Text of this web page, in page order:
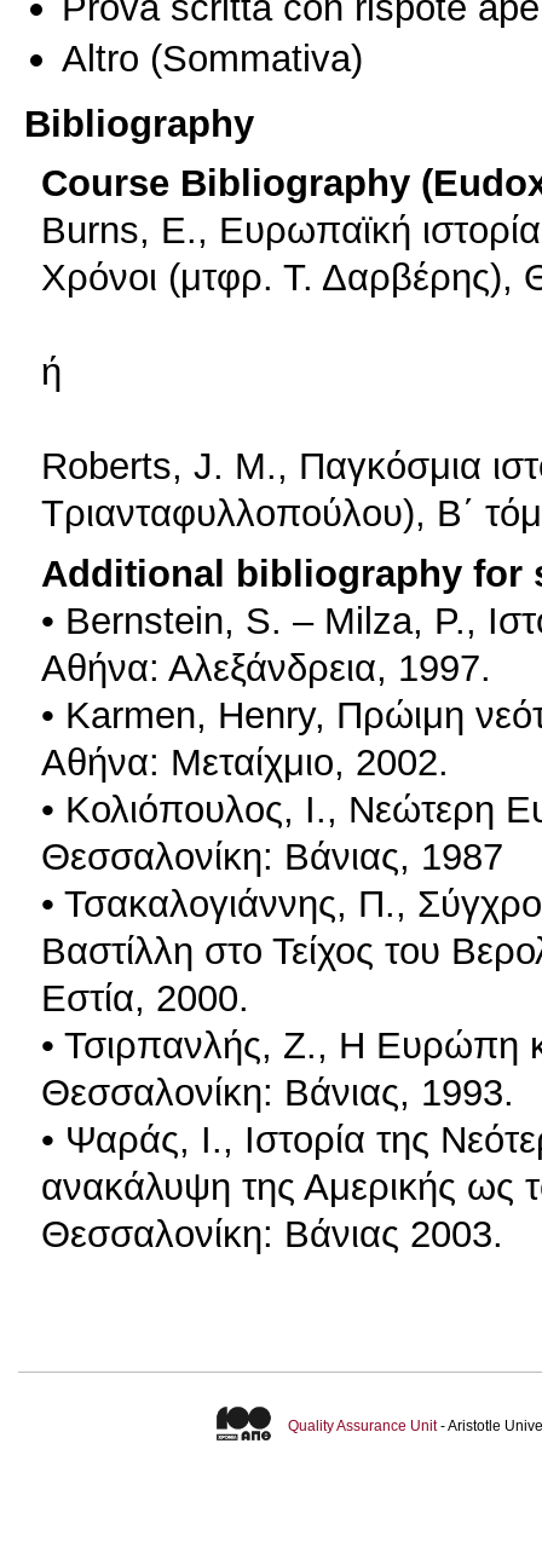
Altro (Sommativa)
Bibliography
Course Bibliography
Burns, Ε., Ευρωπαϊκή
Χρόνοι (μτφρ. Τ. Δαρβέρης),
ή
Roberts, J. M., Παγκόσμια
Τριανταφυλλοπούλου), Β΄
Additional bibliography for
• Bernstein, S. – Milza, P.,
Αθήνα: Αλεξάνδρεια, 1997.
• Karmen, Henry, Πρώιμη
Αθήνα: Μεταίχμιο, 2002.
• Κολιόπουλος, Ι., Νεώτερη
Θεσσαλονίκη: Βάνιας, 1987
• Τσακαλογιάννης, Π.,
Βαστίλλη στο Τείχος του
Εστία, 2000.
• Τσιρπανλής, Ζ., Η Ευρώπη
Θεσσαλονίκη: Βάνιας, 1993.
• Ψαράς, Ι., Ιστορία της
ανακάλυψη της Αμερικής ως
Θεσσαλονίκη: Βάνιας 2003.
Quality Assurance Unit- Aristotle